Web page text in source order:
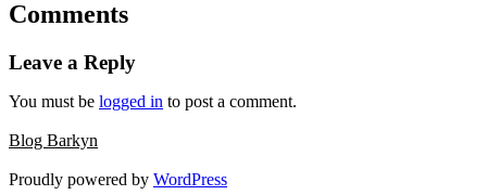
Comments
Leave a Reply
You must be logged in to post a comment.
Blog Barkyn
Proudly powered by WordPress